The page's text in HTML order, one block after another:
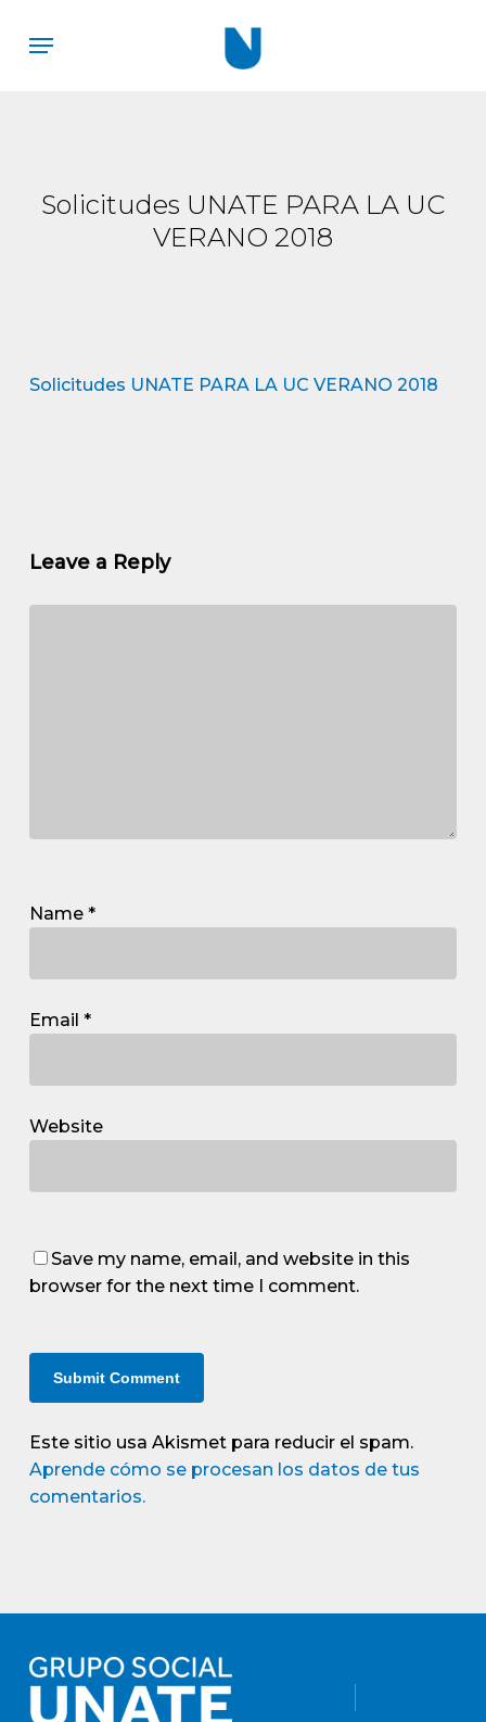
Menu
Solicitudes UNATE PARA LA UC
VERANO 2018
Solicitudes UNATE PARA LA UC VERANO 2018
Leave a Reply
Name *
Email *
Website
Save my name, email, and website in this
browser for the next time I comment.
Este sitio usa Akismet para reducir el spam.
Aprende cómo se procesan los datos de tus
comentarios.